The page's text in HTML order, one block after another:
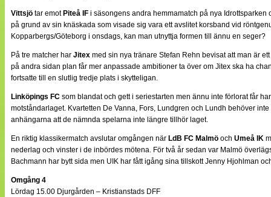
Annonsera
Statistik
Tipsa Damfotboll
Vittsjö tar emot Piteå IF i säsongens andra hemmamatch på nya
på grund av sin knäskada som visade sig vara ett avslitet korsband vid
Kopparbergs/Göteborg i onsdags, kan man utnyttja formen till ännu en seger?
På tre matcher har Jitex med sin nya tränare Stefan Rehn bevisat att man är
på andra sidan plan får mer anpassade ambitioner ta över om Jitex ska ha
fortsatte till en slutlig tredje plats i skytteligan.
Linköpings FC som blandat och gett i seriestarten men ännu inte förlorat får
motståndarlaget. Kvartetten De Vanna, Fors, Lundgren och Lundh behöver
anhängarna att de nämnda spelarna inte längre tillhör laget.
En riktig klassikermatch avslutar omgången när LdB FC Malmö och Umeå IK
nederlag och vinster i de inbördes mötena. För två år sedan var Malmö
Bachmann har bytt sida men UIK har fått igång sina tillskott Jenny Hjohlman
Omgång 4
Lördag 15.00 Djurgården – Kristianstads DFF